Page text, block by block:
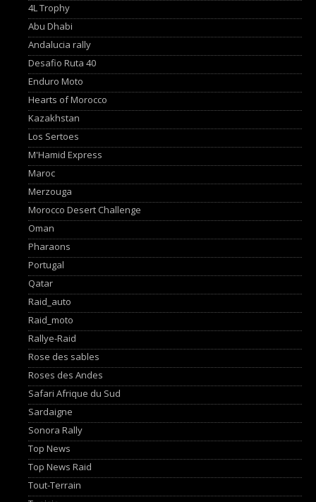
4L Trophy
Abu Dhabi
Andalucia rally
Desafio Ruta 40
Enduro Moto
Hearts of Morocco
Kazakhstan
Los Sertoes
M'Hamid Express
Maroc
Merzouga
Morocco Desert Challenge
Oman
Pharaons
Portugal
Qatar
Raid_auto
Raid_moto
Rallye-Raid
Rose des sables
Roses des Andes
Safari Afrique du Sud
Sardaigne
Sonora Rally
Top News
Top News Raid
Tout-Terrain